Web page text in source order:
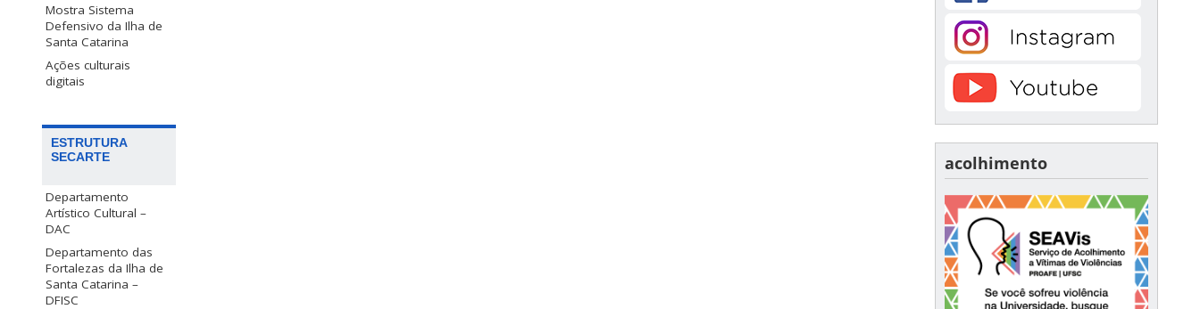
Mostra Sistema
Defensivo da Ilha de
Santa Catarina
Ações culturais
digitais
ESTRUTURA
SECARTE
Departamento
Artístico Cultural –
DAC
Departamento das
Fortalezas da Ilha de
Santa Catarina –
DFISC
acolhimento